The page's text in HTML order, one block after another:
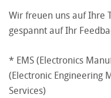
Wir freuen uns auf Ihre
gespannt auf Ihr
* EMS (Electronics
(Electronic Engineering
Services)